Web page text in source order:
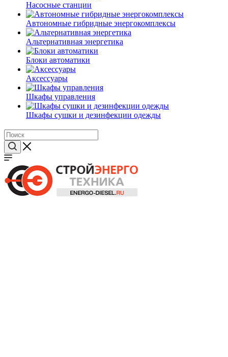
Насосные станции
Автономные гибридные энергокомплексы
Альтернативная энергетика
Блоки автоматики
Аксессуары
Шкафы управления
Шкафы сушки и дезинфекции одежды